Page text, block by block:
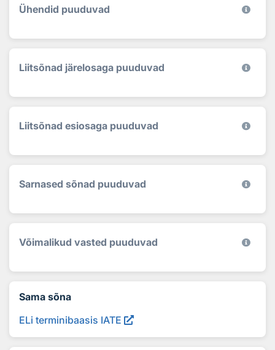
Ühendid puuduvad
Liitsõnad järelosaga puuduvad
Liitsõnad esiosaga puuduvad
Sarnased sõnad puuduvad
Võimalikud vasted puuduvad
Sama sõna
ELi terminibaasis IATE